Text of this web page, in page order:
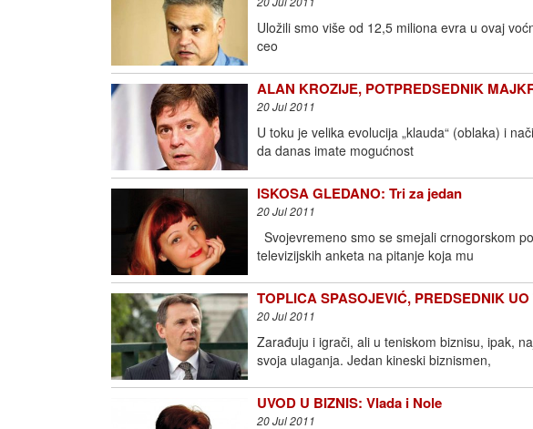
Uložili smo više od 12,5 miliona evra u ovaj
ceo
ALAN KROZIJE, POTPREDSEDNIK
20 Jul 2011
U toku je velika evolucija „klauda“ (oblaka) i
da danas imate mogućnost
ISKOSA GLEDANO: Tri za jedan
20 Jul 2011
Svojevremeno smo se smejali crnogorskom
televizijskih anketa na pitanje koja mu
TOPLICA SPASOJEVIĆ, PREDSEDNIK
20 Jul 2011
Zarađuju i igrači, ali u teniskom biznisu, ipak,
svoja ulaganja. Jedan kineski biznismen,
UVOD U BIZNIS: Vlada i Nole
20 Jul 2011